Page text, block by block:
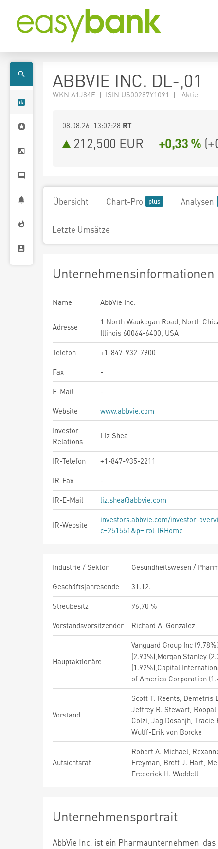
ABBVIE INC. DL-,01
WKN A1J84E | ISIN US00287Y1091 | Aktie
08.08.26 13:02:28 RT
212,500 EUR +0,33 % (
Übersicht Chart-Pro Analysen
Letzte Umsätze
Unternehmensinformationen
Name AbbVie Inc.
Adresse
1 North Waukegan Road, North
Illinois 60064-6400, USA
Telefon
+1-847-932-7900
Fax
-
E-Mail
-
Website
www.abbvie.com
Investor
Relations
Liz Shea
IR-Telefon
+1-847-935-2211
IR-Fax
-
IR-E-Mail
liz.shea@abbvie.com
IR-Website
investors.abbvie.com/investor-
c=251551&p=irol-IRHome
Industrie / Sektor
Gesundheitswesen /
Geschäftsjahresende
31.12.
Streubesitz
96,70 %
Vorstandsvorsitzender
Richard A. Gonzalez
Hauptaktionäre
Vanguard Group Inc
(2.93%),Morgan Stanley
(1.92%),Capital
of America Corporation
Vorstand
Scott T. Reents, Demetris
Jeffrey R. Stewart,
Colzi, Jag Dosanjh, Tracie
Wulff-Erik von Borcke
Aufsichtsrat
Robert A. Michael,
Freyman, Brett J. Hart,
Frederick H. Waddell
Unternehmensportrait
AbbVie Inc. ist ein Pharmaunternehmen,